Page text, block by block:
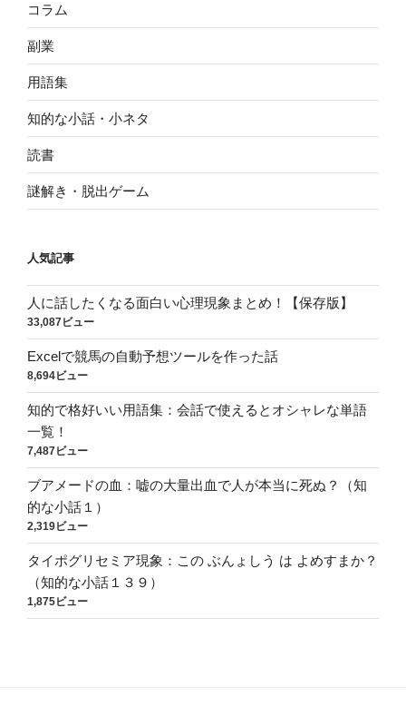
コラム
副業
用語集
知的な小話・小ネタ
読書
謎解き・脱出ゲーム
人気記事
人に話したくなる面白い心理現象まとめ！【保存版】
33,087ビュー
Excelで競馬の自動予想ツールを作った話
8,694ビュー
知的で格好いい用語集：会話で使えるとオシャレな単語
一覧！
7,487ビュー
ブアメードの血：嘘の大量出血で人が本当に死ぬ？（知
的な小話１）
2,319ビュー
タイポグリセミア現象：この ぶんょしう は よめすまか？
（知的な小話１３９）
1,875ビュー